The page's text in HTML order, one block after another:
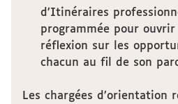
d’Itinéraires
programmée pour
réflexion sur les
chacun au fil de son
Les chargées d’orientation